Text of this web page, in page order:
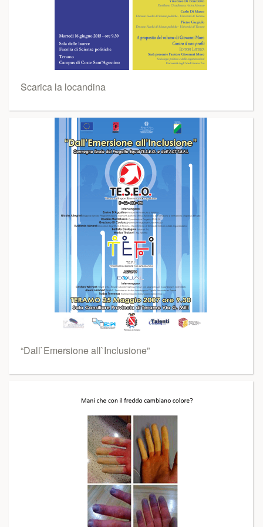
Scarica la locandina
“Dall`Emersione all`Inclusione”